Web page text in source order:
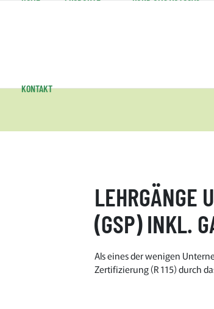
KONTAKT
LEHRGÄNGE
(GSP) INKL.
Als eines der wenigen
Zertifizierung (R 115) durch